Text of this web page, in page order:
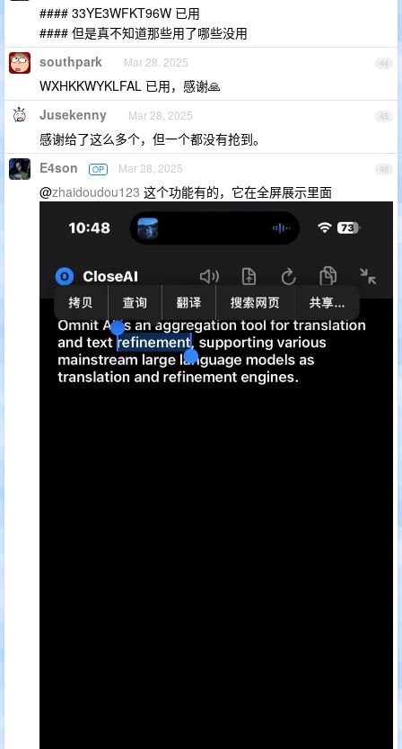
#### 33YE3WFKT96W 已用
#### 但是真不知道那些用了哪些没用
44
southpark Mar 28, 2025
WXHKKWYKLFAL 已用，感谢🙏
45
Jusekenny Mar 28, 2025
感谢给了这么多个，但一个都没有抢到。
46
E4son OP Mar 28, 2025
@zhaidoudou123 这个功能有的，它在全屏展示里面